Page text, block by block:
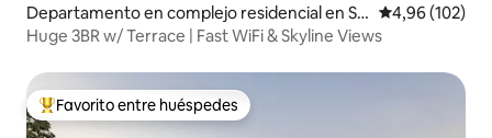
Departamento en complejo residencial en Sa
n Salvador
Calificación
4,96 (102)
Huge 3BR w/ Terrace | Fast WiFi & Skyline Views
Favorito entre los huéspedes más destacados
Favorito entre huéspedes